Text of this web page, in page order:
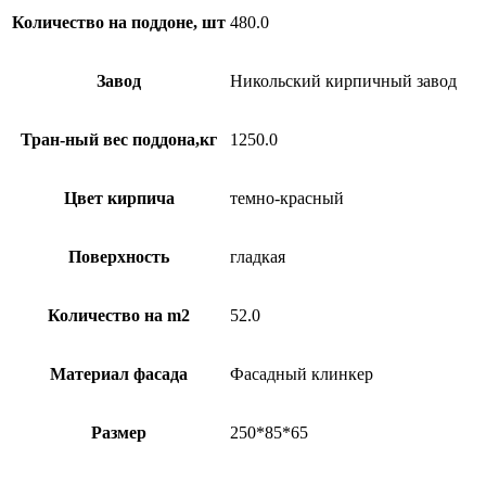
Количество на поддоне, шт 480.0
Завод Никольский кирпичный завод
Тран-ный вес поддона,кг 1250.0
Цвет кирпича темно-красный
Поверхность гладкая
Количество на m2 52.0
Материал фасада Фасадный клинкер
Размер 250*85*65